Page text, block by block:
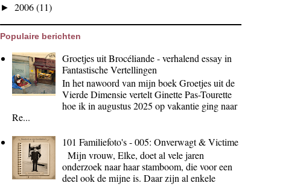
► 2006(11)
Populaire berichten
Groetjes uit Brocéliande - verhalend essay in
Fantastische Vertellingen
In het nawoord van mijn boek Groetjes uit de
Vierde Dimensie vertelt Ginette Pas-Tourette
hoe ik in augustus 2025 op vakantie ging naar
Re...
101 Familiefoto's - 005: Onverwagt & Victime
Mijn vrouw, Elke, doet al vele jaren
onderzoek naar haar stamboom, die voor een
deel ook de mijne is. Daar zijn al enkele